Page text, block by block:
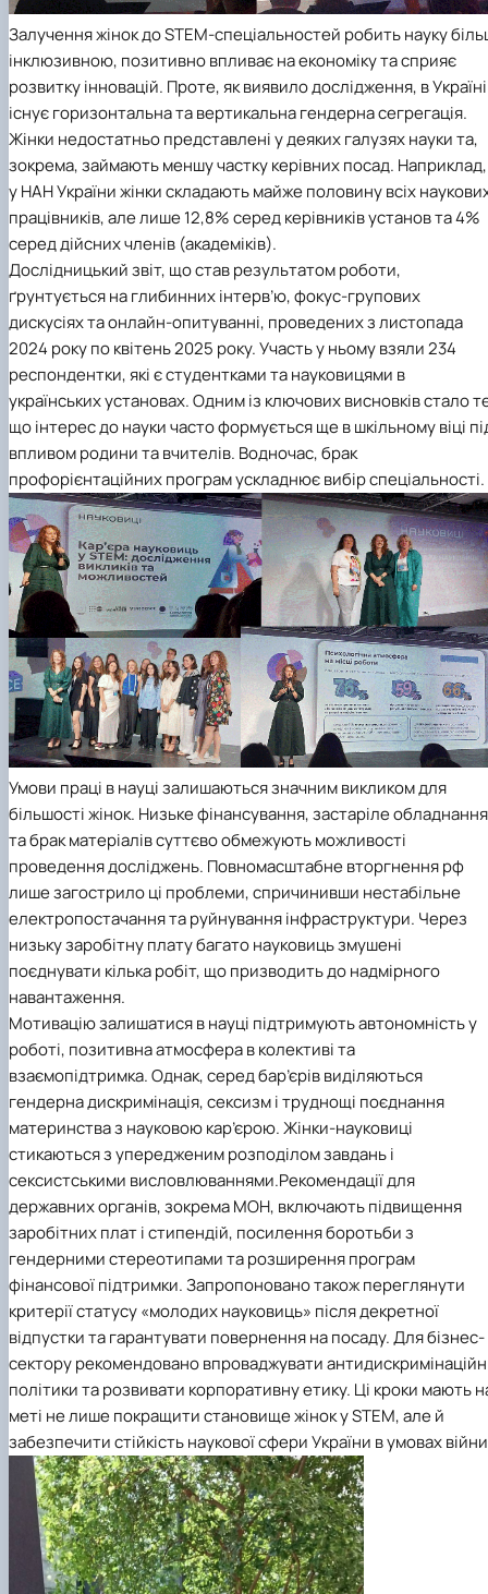
Залучення жінок до STEM-спеціальностей робить науку
інклюзивною, позитивно впливає на економіку та сприяє
розвитку інновацій. Проте, як виявило дослідження, в Україні
існує горизонтальна та вертикальна гендерна сегрегація.
Жінки недостатньо представлені у деяких галузях науки та,
зокрема, займають меншу частку керівних посад. Наприклад,
у НАН України жінки складають майже половину всіх
працівників, але лише 12,8% серед керівників установ та 4%
серед дійсних членів (академіків).
Дослідницький звіт, що став результатом роботи,
ґрунтується на глибинних інтерв’ю, фокус-групових
дискусіях та онлайн-опитуванні, проведених з листопада
2024 року по квітень 2025 року. Участь у ньому взяли 234
респондентки, які є студентками та науковицями в
українських установах. Одним із ключових висновків стало
що інтерес до науки часто формується ще в шкільному віці
впливом родини та вчителів. Водночас, брак
профорієнтаційних програм ускладнює вибір спеціальності.
Умови праці в науці залишаються значним викликом для
більшості жінок. Низьке фінансування, застаріле обладнання
та брак матеріалів суттєво обмежують можливості
проведення досліджень. Повномасштабне вторгнення рф
лише загострило ці проблеми, спричинивши нестабільне
електропостачання та руйнування інфраструктури. Через
низьку заробітну плату багато науковиць змушені
поєднувати кілька робіт, що призводить до надмірного
навантаження.
Мотивацію залишатися в науці підтримують автономність у
роботі, позитивна атмосфера в колективі та
взаємопідтримка. Однак, серед бар’єрів виділяються
гендерна дискримінація, сексизм і труднощі поєднання
материнства з науковою кар’єрою. Жінки-науковиці
стикаються з упередженим розподілом завдань і
сексистськими висловлюваннями.Рекомендації для
державних органів, зокрема МОН, включають підвищення
заробітних плат і стипендій, посилення боротьби з
гендерними стереотипами та розширення програм
фінансової підтримки. Запропоновано також переглянути
критерії статусу «молодих науковиць» після декретної
відпустки та гарантувати повернення на посаду. Для бізнес-
сектору рекомендовано впроваджувати
політики та розвивати корпоративну етику. Ці кроки мають
меті не лише покращити становище жінок у STEM, але й
забезпечити стійкість наукової сфери України в умовах